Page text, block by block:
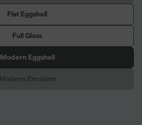
Flat Eggshell
Full Gloss
Modern Eggshell